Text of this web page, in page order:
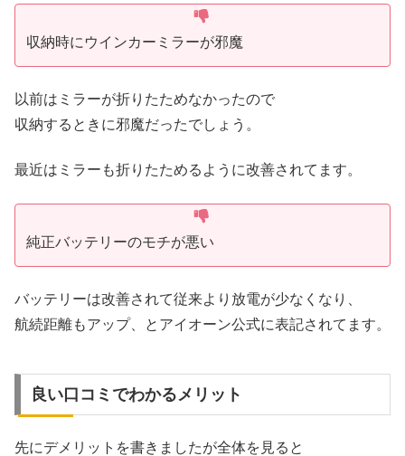
収納時にウインカーミラーが邪魔
以前はミラーが折りたためなかったので
収納するときに邪魔だったでしょう。
最近はミラーも折りたためるように改善されてます。
純正バッテリーのモチが悪い
バッテリーは改善されて従来より放電が少なくなり、
航続距離もアップ、とアイオーン公式に表記されてます。
良い口コミでわかるメリット
先にデメリットを書きましたが全体を見ると